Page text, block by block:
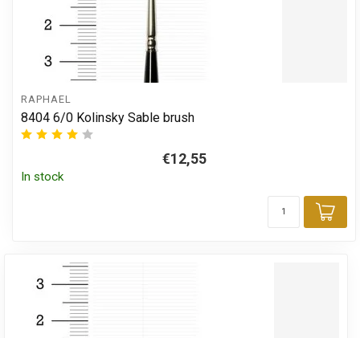
RAPHAEL
8404 6/0 Kolinsky Sable brush
€12,55
In stock